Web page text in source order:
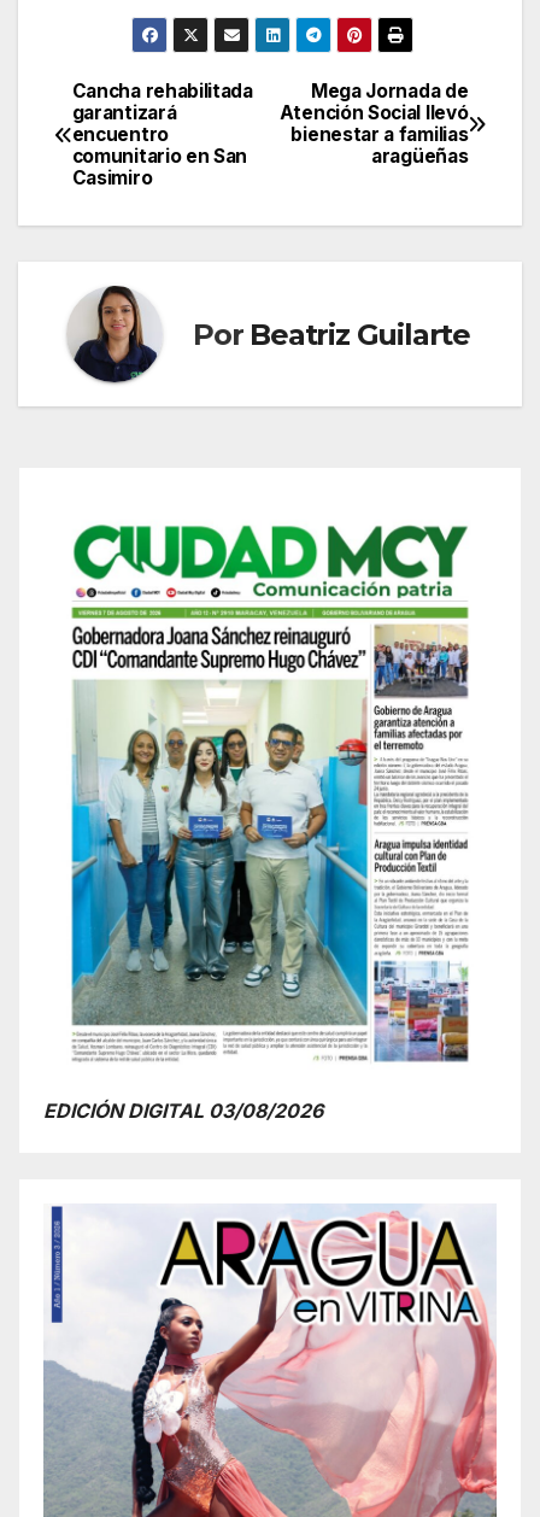
Navegación
de
Mega Jornada de
Atención Social llevó
bienestar a familias
aragüeñas
Cancha rehabilitada
garantizará
encuentro
comunitario en San
Casimiro
Por Beatriz Guilarte
EDICIÓN DIGITAL 03/08/2026